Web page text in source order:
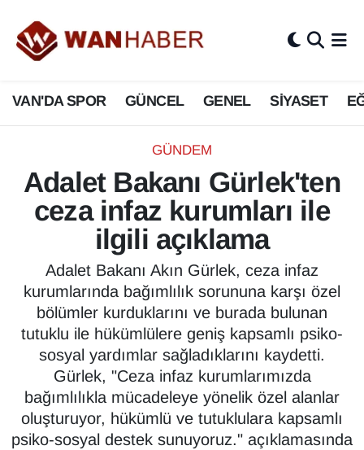
VAN'DA SPOR GÜNCEL GENEL SİYASET
GÜNDEM
Adalet Bakanı Gürlek'ten
ceza infaz kurumları ile
ilgili açıklama
Adalet Bakanı Akın Gürlek, ceza infaz
kurumlarında bağımlılık sorununa karşı özel
bölümler kurduklarını ve burada bulunan
tutuklu ile hükümlülere geniş kapsamlı psiko-
sosyal yardımlar sağladıklarını kaydetti.
Gürlek, "Ceza infaz kurumlarımızda
bağımlılıkla mücadeleye yönelik özel alanlar
oluşturuyor, hükümlü ve tutuklulara kapsamlı
psiko-sosyal destek sunuyoruz." açıklamasında
3.SAYFA
ASAYİŞ
BİLİM VE TEKNOLOJİ
Biyografi
Bölge Haberleri
ÇEVRE
Deprem
Dernekler, Odalar
Diğer
DÜNYA
Van Nöbetçi Eczaneler
Van Hava Durumu
Van Namaz Vakitleri
Van Trafik Yoğunluk Haritası
Süper Lig Puan Durumu ve Fikstür
Tüm Manşetler
Son Dakika Haberleri
Haber Arşivi